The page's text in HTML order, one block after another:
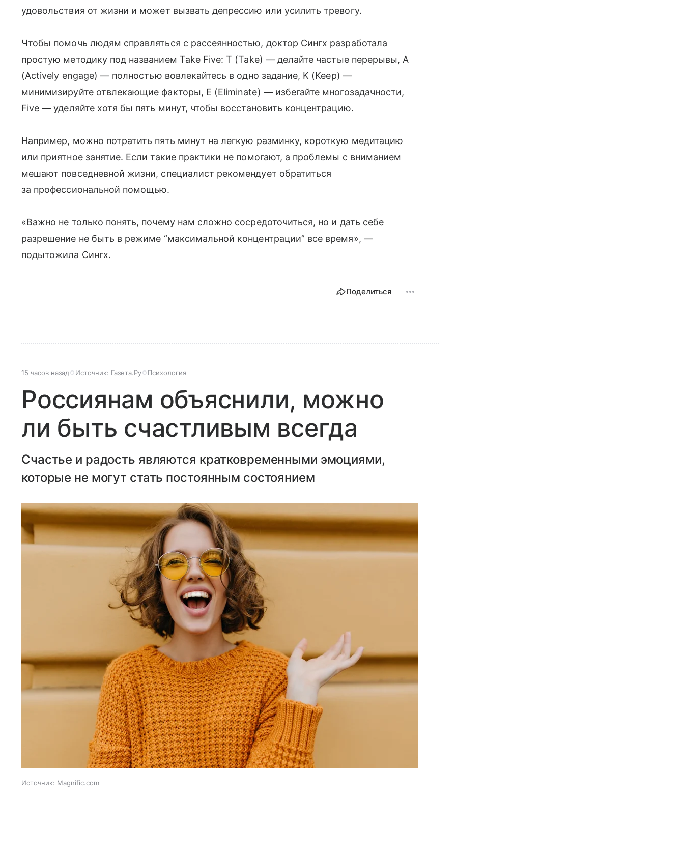
удовольствия от жизни и может вызвать депрессию или усилить тревогу.
Чтобы помочь людям справляться с рассеянностью, доктор Сингх разработала
простую методику под названием Take Five: T (Take) — делайте частые перерывы, A
(Actively engage) — полностью вовлекайтесь в одно задание, K (Keep) —
минимизируйте отвлекающие факторы, E (Eliminate) — избегайте многозадачности,
Five — уделяйте хотя бы пять минут, чтобы восстановить концентрацию.
Например, можно потратить пять минут на легкую разминку, короткую медитацию
или приятное занятие. Если такие практики не помогают, а проблемы с вниманием
мешают повседневной жизни, специалист рекомендует обратиться
за профессиональной помощью.
«Важно не только понять, почему нам сложно сосредоточиться, но и дать себе
разрешение не быть в режиме “максимальной концентрации” все время», —
подытожила Сингх.
Поделиться
15 часов назад Источник: Газета.Ру Психология
Россиянам объяснили, можно
ли быть счастливым всегда
Счастье и радость являются кратковременными эмоциями,
которые не могут стать постоянным состоянием
Источник: Magnific.com